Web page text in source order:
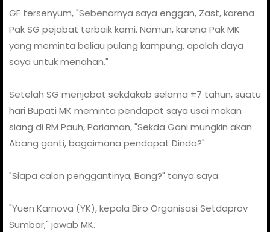
GF tersenyum, "Sebenarnya saya enggan, Zast, karena
Pak SG pejabat terbaik kami. Namun, karena Pak MK
yang meminta beliau pulang kampung, apalah daya
saya untuk menahan."
Setelah SG menjabat sekdakab selama ±7 tahun, suatu
hari Bupati MK meminta pendapat saya usai makan
siang di RM Pauh, Pariaman, "Sekda Gani mungkin akan
Abang ganti, bagaimana pendapat Dinda?"
"Siapa calon penggantinya, Bang?" tanya saya.
"Yuen Karnova (YK), kepala Biro Organisasi Setdaprov
Sumbar," jawab MK.